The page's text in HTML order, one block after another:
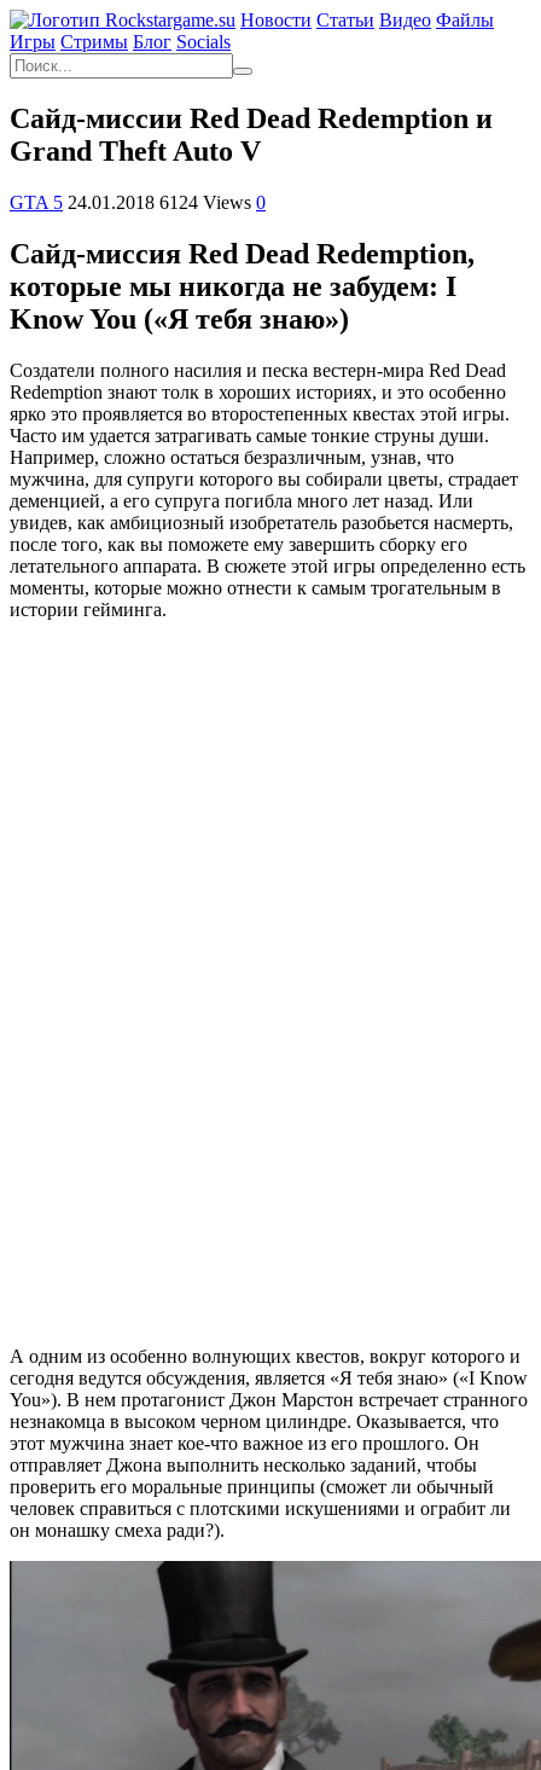
Новости Статьи Видео Файлы
Игры Cтримы Блог Socials
Сайд-миссии Red Dead Redemption и
Grand Theft Auto V
GTA 5 24.01.2018 6124 Views 0
Сайд-миссия Red Dead Redemption,
которые мы никогда не забудем: I
Know You («Я тебя знаю»)
Создатели полного насилия и песка вестерн-мира Red Dead
Redemption знают толк в хороших историях, и это особенно
ярко это проявляется во второстепенных квестах этой игры.
Часто им удается затрагивать самые тонкие струны души.
Например, сложно остаться безразличным, узнав, что
мужчина, для супруги которого вы собирали цветы, страдает
деменцией, а его супруга погибла много лет назад. Или
увидев, как амбициозный изобретатель разобьется насмерть,
после того, как вы поможете ему завершить сборку его
летательного аппарата. В сюжете этой игры определенно есть
моменты, которые можно отнести к самым трогательным в
истории гейминга.
А одним из особенно волнующих квестов, вокруг которого и
сегодня ведутся обсуждения, является «Я тебя знаю» («I Know
You»). В нем протагонист Джон Марстон встречает странного
незнакомца в высоком черном цилиндре. Оказывается, что
этот мужчина знает кое-что важное из его прошлого. Он
отправляет Джона выполнить несколько заданий, чтобы
проверить его моральные принципы (сможет ли обычный
человек справиться с плотскими искушениями и ограбит ли
он монашку смеха ради?).